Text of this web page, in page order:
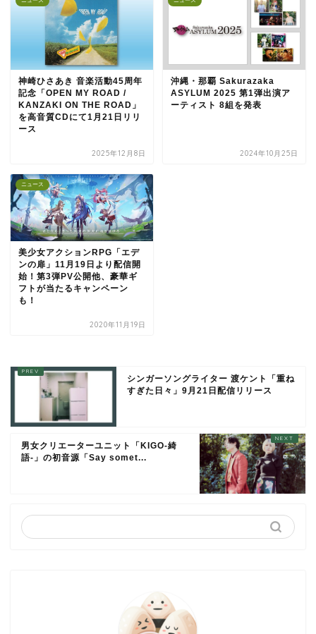
神崎ひさあき 音楽活動45周年
記念「OPEN MY ROAD /
KANZAKI ON THE ROAD」
を高音質CDにて1月21日リリ
ース
2025年12月8日
沖縄・那覇 Sakurazaka
ASYLUM 2025 第1弾出演ア
ーティスト 8組を発表
2024年10月25日
ニュース
美少女アクションRPG「エデ
ンの扉」11月19日より配信開
始！第3弾PV公開他、豪華ギ
フトが当たるキャンペーン
も！
2020年11月19日
シンガーソングライター 渡ケント「重ね
すぎた日々」9月21日配信リリース
男女クリエーターユニット「KIGO-綺
語-」の初音源「Say somet...